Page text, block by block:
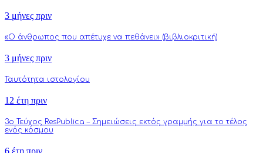
3 μήνες πριν
«Ο άνθρωπος που απέτυχε να πεθάνει» (βιβλιοκριτική)
3 μήνες πριν
Ταυτότητα ιστολογίου
12 έτη πριν
3o Τεύχος ResPublica – Σημειώσεις εκτός γραμμής για το τέλος
ενός κόσμου